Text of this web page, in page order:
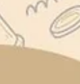
Quelle erlaubt)
Grundprinzip Im
Bundesstaat
Gewaltenteilung
Bundesverfassung